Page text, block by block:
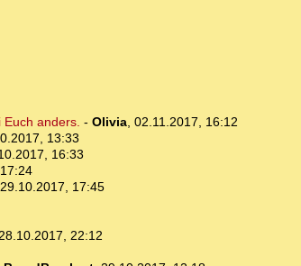
anders. - Olivia, 02.11.2017, 16:12
13:33
16:33
29.10.2017, 17:45
22:12